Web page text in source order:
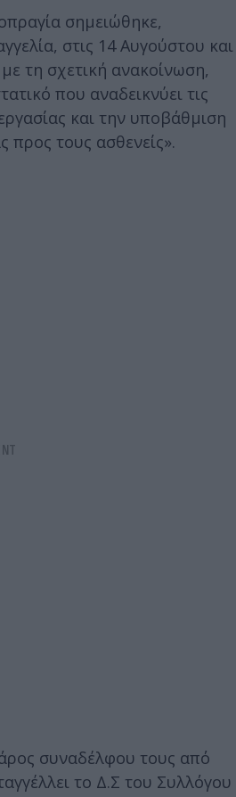
σημειώθηκε,
στις 14 Αυγούστου και
τη σχετική ανακοίνωση,
που αναδεικνύει τις
και την υποβάθμιση
προς τους ασθενείς».
συναδέλφου τους από
το Δ.Σ του Συλλόγου